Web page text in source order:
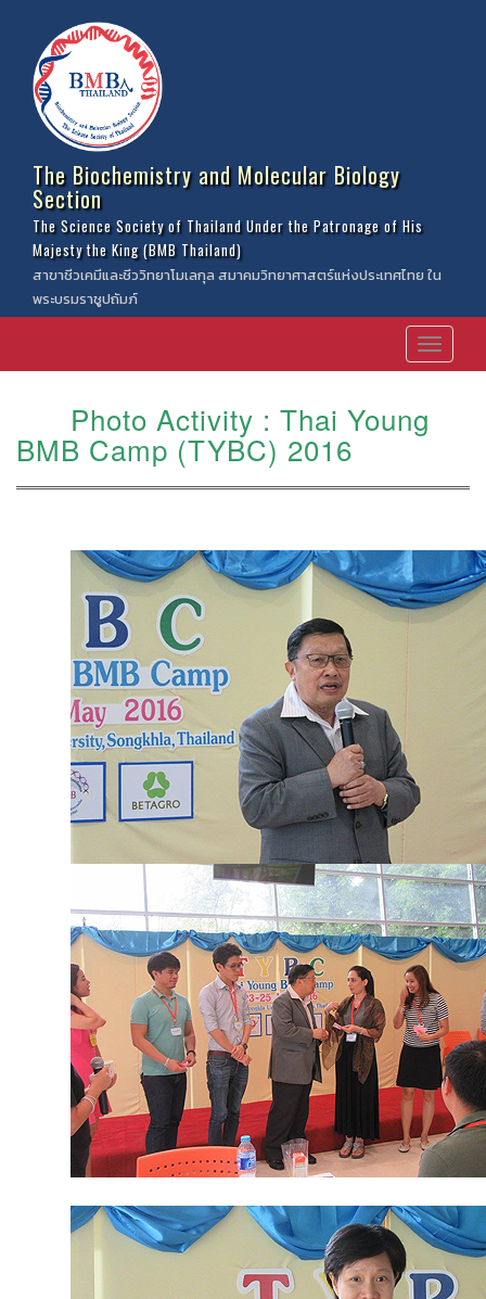
The Biochemistry and Molecular Biology
Section
The Science Society of Thailand Under the Patronage of His
Majesty the King (BMB Thailand)
สาขาชีวเคมีและชีววิทยาโมเลกุล สมาคมวิทยาศาสตร์แห่งประเทศไทย ใน
พระบรมราชูปถัมภ์
Photo Activity : Thai Young
BMB Camp (TYBC) 2016